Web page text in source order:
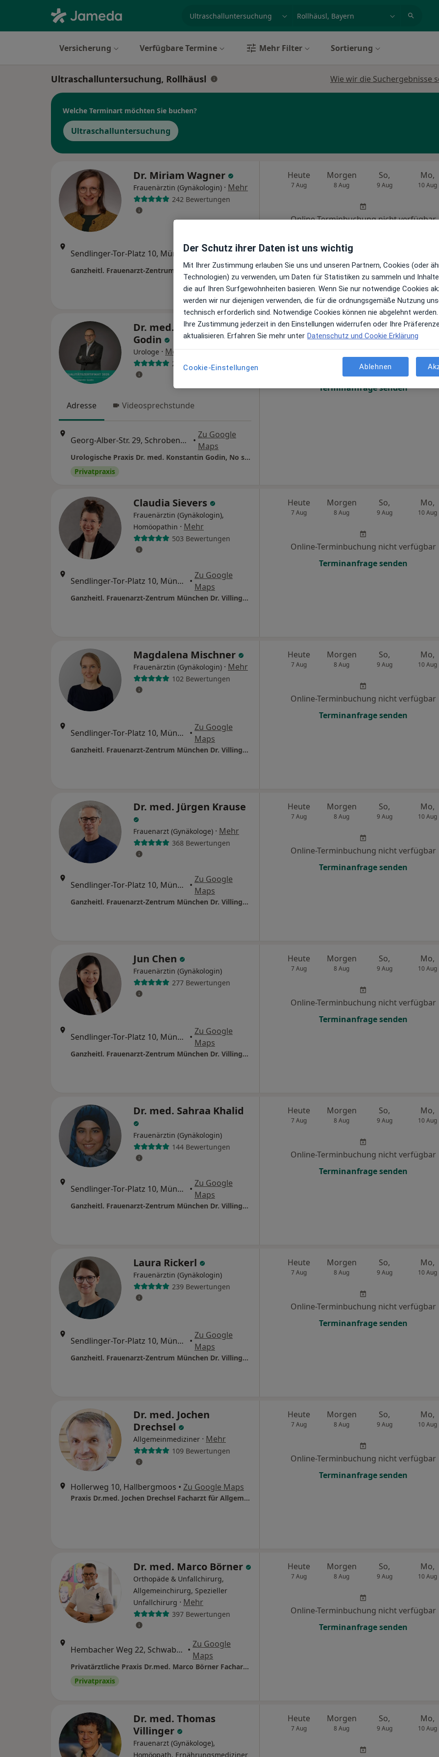
Versicherung Verfügbare Termine Mehr Filter Sortierung
Ultraschalluntersuchung, Rollhäusl Wie wir die Suchergebnisse
Welche Terminart möchten Sie buchen?
Ultraschalluntersuchung
Dr. Miriam Wagner
Frauenärztin (Gynäkologin) · Mehr
242 Bewertungen
•
Zu Google
Ganzheitl. Frauenarzt-Zentrum München Dr. Villinger und Kollegen
Heute
7 Aug
Morgen
8 Aug
So,
9 Aug
Mo,
10 Aug
Online-Terminbuchung nicht verfügbar
Dr. med. Konstantin
Godin
Urologe · Mehr
225 Bewertungen
Adresse Videosprechstunde
Georg-Alber-Str. 29, Schrobenhausen •
Zu Google
Maps
Urologische Praxis Dr. med. Konstantin Godin, No scalpel-Vasektomiezentrum Neuburg-Schrobenhausen
Privatpraxis
Heute
7 Aug
Morgen
8 Aug
So,
9 Aug
Mo,
10 Aug
Online-Terminbuchung nicht verfügbar
Terminanfrage senden
Claudia Sievers
Frauenärztin (Gynäkologin),
Homöopathin · Mehr
503 Bewertungen
Sendlinger-Tor-Platz 10, München •
Zu Google
Maps
Ganzheitl. Frauenarzt-Zentrum München Dr. Villinger und Kollegen
Heute
7 Aug
Morgen
8 Aug
So,
9 Aug
Mo,
10 Aug
Online-Terminbuchung nicht verfügbar
Terminanfrage senden
Magdalena Mischner
Frauenärztin (Gynäkologin) · Mehr
102 Bewertungen
Sendlinger-Tor-Platz 10, München •
Zu Google
Maps
Ganzheitl. Frauenarzt-Zentrum München Dr. Villinger und Kollegen
Heute
7 Aug
Morgen
8 Aug
So,
9 Aug
Mo,
10 Aug
Online-Terminbuchung nicht verfügbar
Terminanfrage senden
Dr. med. Jürgen Krause
Frauenarzt (Gynäkologe) · Mehr
368 Bewertungen
Sendlinger-Tor-Platz 10, München •
Zu Google
Maps
Ganzheitl. Frauenarzt-Zentrum München Dr. Villinger und Kollegen
Heute
7 Aug
Morgen
8 Aug
So,
9 Aug
Mo,
10 Aug
Online-Terminbuchung nicht verfügbar
Terminanfrage senden
Jun Chen
Frauenärztin (Gynäkologin)
277 Bewertungen
Sendlinger-Tor-Platz 10, München •
Zu Google
Maps
Ganzheitl. Frauenarzt-Zentrum München Dr. Villinger und Kollegen
Heute
7 Aug
Morgen
8 Aug
So,
9 Aug
Mo,
10 Aug
Online-Terminbuchung nicht verfügbar
Terminanfrage senden
Dr. med. Sahraa Khalid
Frauenärztin (Gynäkologin)
144 Bewertungen
Sendlinger-Tor-Platz 10, München •
Zu Google
Maps
Ganzheitl. Frauenarzt-Zentrum München Dr. Villinger und Kollegen
Heute
7 Aug
Morgen
8 Aug
So,
9 Aug
Mo,
10 Aug
Online-Terminbuchung nicht verfügbar
Terminanfrage senden
Laura Rickerl
Frauenärztin (Gynäkologin)
239 Bewertungen
Sendlinger-Tor-Platz 10, München •
Zu Google
Maps
Ganzheitl. Frauenarzt-Zentrum München Dr. Villinger und Kollegen
Heute
7 Aug
Morgen
8 Aug
So,
9 Aug
Mo,
10 Aug
Online-Terminbuchung nicht verfügbar
Terminanfrage senden
Dr. med. Jochen
Drechsel
Allgemeinmediziner · Mehr
109 Bewertungen
Hollerweg 10, Hallbergmoos • Zu Google Maps
Praxis Dr.med. Jochen Drechsel Facharzt für Allgemeinmedizin
Heute
7 Aug
Morgen
8 Aug
So,
9 Aug
Mo,
10 Aug
Online-Terminbuchung nicht verfügbar
Terminanfrage senden
Dr. med. Marco Börner
Orthopäde & Unfallchirurg,
Allgemeinchirurg, Spezieller
Unfallchirurg · Mehr
397 Bewertungen
Hembacher Weg 22, Schwabach •
Zu Google
Maps
Privatärztliche Praxis Dr.med. Marco Börner Facharzt für Orthopädie, Unfallchirurgie, Chirurgie und Notfallmedizin
Privatpraxis
Heute
7 Aug
Morgen
8 Aug
So,
9 Aug
Mo,
10 Aug
Online-Terminbuchung nicht verfügbar
Terminanfrage senden
Dr. med. Thomas
Villinger
Frauenarzt (Gynäkologe),
Homöopath, Ernährungsmediziner
Heute
7 Aug
Morgen
8 Aug
So,
9 Aug
Mo,
10 Aug
Der Schutz ihrer Daten ist uns wichtig
Mit Ihrer Zustimmung erlauben Sie uns und unseren Partnern, Cookies (oder
Technologien) zu verwenden, um Daten für Statistiken zu sammeln und
die auf Ihren Surfgewohnheiten basieren. Wenn Sie nur notwendige Cookies
werden wir nur diejenigen verwenden, die für die ordnungsgemäße Nutzung
technisch erforderlich sind. Notwendige Cookies können nie abgelehnt werden.
Ihre Zustimmung jederzeit in den Einstellungen widerrufen oder Ihre
aktualisieren. Erfahren Sie mehr unter Datenschutz und Cookie Erklärung
Cookie-Einstellungen Ablehnen